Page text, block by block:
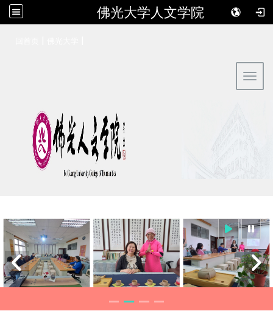
佛光大学人文学院